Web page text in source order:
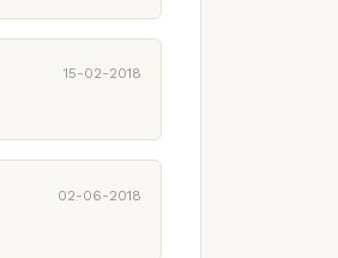
15-02-2018
02-06-2018